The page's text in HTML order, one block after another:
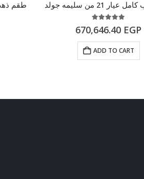
طقم ذهب كامل 21 من سليمه جولد
670,646.40 EGP
ADD TO CART